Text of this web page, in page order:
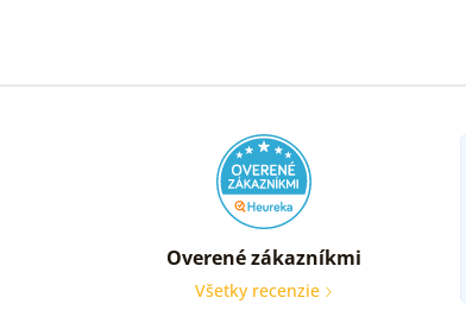
Overené zákazníkmi
Všetky recenzie